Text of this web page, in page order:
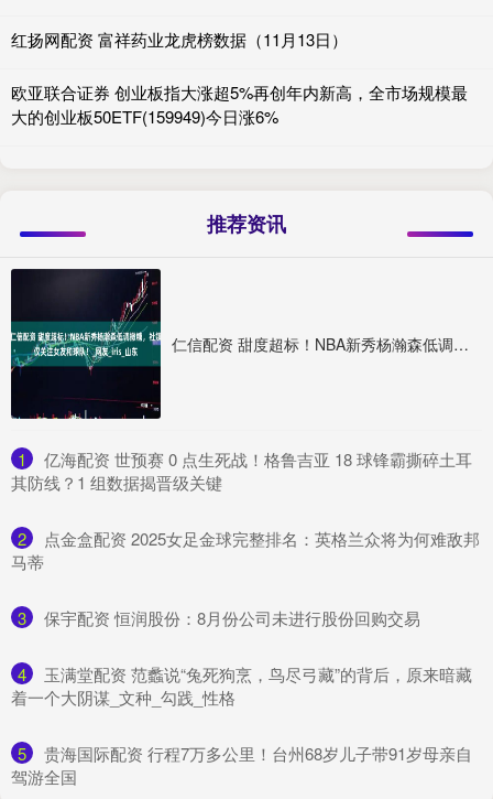
红扬网配资 富祥药业龙虎榜数据（11月13日）
欧亚联合证券 创业板指大涨超5%再创年内新高，全市场规模最
大的创业板50ETF(159949)今日涨6%
推荐资讯
仁信配资 甜度超标！NBA新秀杨瀚森低调撒糖，社媒仅关注女友和球队！_网友_iris_山东
1
​亿海配资 世预赛 0 点生死战！格鲁吉亚 18 球锋霸撕碎土耳
其防线？1 组数据揭晋级关键
2
​点金盒配资 2025女足金球完整排名：英格兰众将为何难敌邦
马蒂
3 ​保宇配资 恒润股份：8月份公司未进行股份回购交易
4
​玉满堂配资 范蠡说“兔死狗烹，鸟尽弓藏”的背后，原来暗藏
着一个大阴谋_文种_勾践_性格
5
​贵海国际配资 行程7万多公里！台州68岁儿子带91岁母亲自
驾游全国